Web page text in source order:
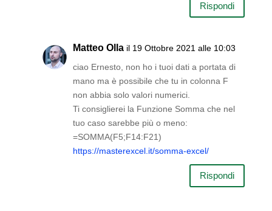
Rispondi
Matteo Olla il 19 Ottobre 2021 alle 10:03
ciao Ernesto, non ho i tuoi dati a portata di
mano ma è possibile che tu in colonna F
non abbia solo valori numerici.
Ti consiglierei la Funzione Somma che nel
tuo caso sarebbe più o meno:
=SOMMA(F5;F14:F21)
https://masterexcel.it/somma-excel/
Rispondi